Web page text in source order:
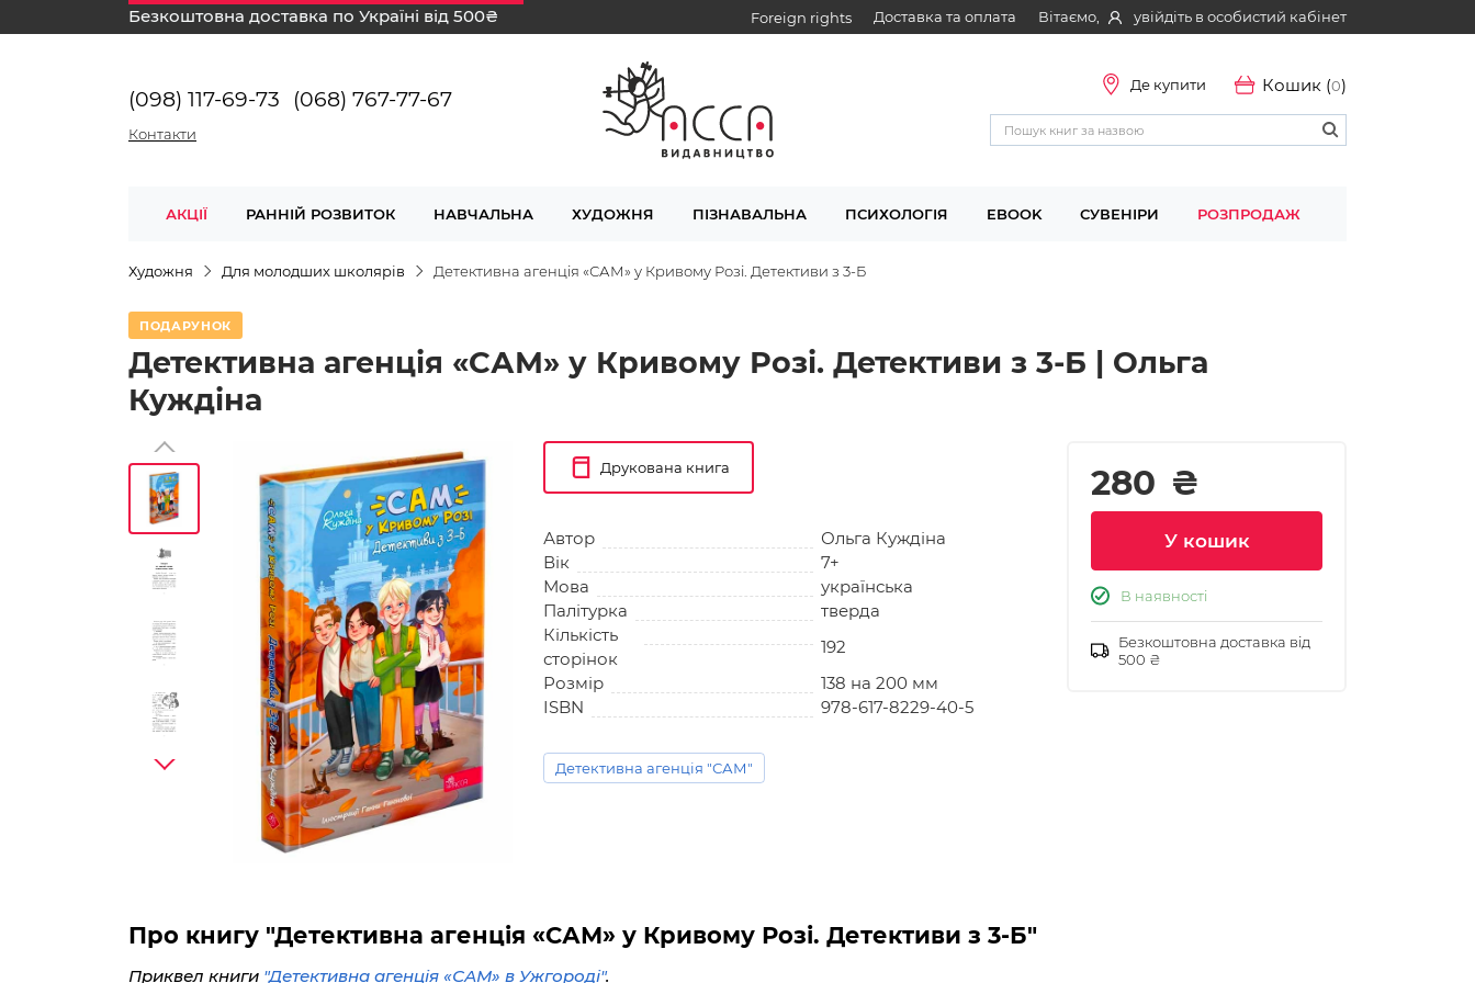
Безкоштовна доставка по Україні від 500₴ Foreign rights Доставка та оплата Вітаємо, увійдіть в особистий кабінет
(098) 117-69-73 (068) 767-77-67
Контакти
Де купити Кошик (0)
АКЦІЇ РАННІЙ РОЗВИТОК НАВЧАЛЬНА ХУДОЖНЯ ПІЗНАВАЛЬНА ПСИХОЛОГІЯ EBOOK СУВЕНІРИ РОЗПРОДАЖ
Художня Для молодших школярів Детективна агенція «САМ» у Кривому Розі. Детективи з 3-Б
ПОДАРУНОК
Детективна агенція «САМ» у Кривому Розі. Детективи з 3-Б | Ольга
Куждіна
Друкована книга
Автор
Ольга Куждіна
Вік
7+
Мова
українська
Палітурка
тверда
Кількість
сторінок
192
Розмір
138 на 200 мм
ISBN
978-617-8229-40-5
Детективна агенція "САМ"
280 ₴
У кошик
В наявності
Безкоштовна доставка від
500 ₴
Про книгу "Детективна агенція «САМ» у Кривому Розі. Детективи з 3-Б"
Приквел книги "Детективна агенція «САМ» в Ужгороді".